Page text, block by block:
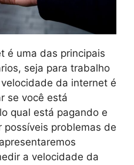
é uma das principais
seja para trabalho
da internet é
se você está
qual está pagando e
problemas de
a velocidade da